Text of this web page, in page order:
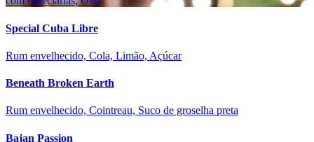
Special Cuba Libre
Rum envelhecido, Cola, Limão, Açúcar
Beneath Broken Earth
Rum envelhecido, Cointreau, Suco de groselha preta
Bajan Passion